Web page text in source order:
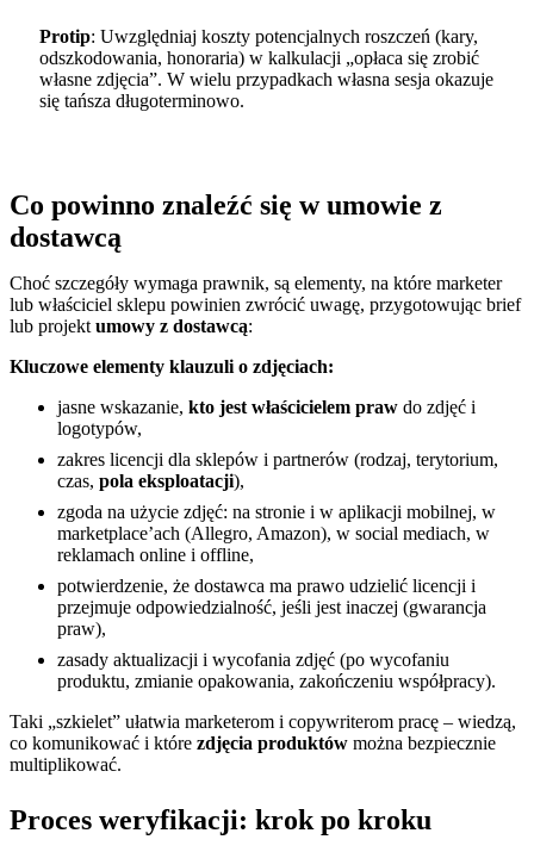
Protip: Uwzględniaj koszty potencjalnych roszczeń (kary,
odszkodowania, honoraria) w kalkulacji „opłaca się zrobić
własne zdjęcia”. W wielu przypadkach własna sesja okazuje
się tańsza długoterminowo.
Co powinno znaleźć się w umowie z
dostawcą
Choć szczegóły wymaga prawnik, są elementy, na które marketer
lub właściciel sklepu powinien zwrócić uwagę, przygotowując brief
lub projekt umowy z dostawcą:
Kluczowe elementy klauzuli o zdjęciach:
jasne wskazanie, kto jest właścicielem praw do zdjęć i
logotypów,
zakres licencji dla sklepów i partnerów (rodzaj, terytorium,
czas, pola eksploatacji),
zgoda na użycie zdjęć: na stronie i w aplikacji mobilnej, w
marketplace’ach (Allegro, Amazon), w social mediach, w
reklamach online i offline,
potwierdzenie, że dostawca ma prawo udzielić licencji i
przejmuje odpowiedzialność, jeśli jest inaczej (gwarancja
praw),
zasady aktualizacji i wycofania zdjęć (po wycofaniu
produktu, zmianie opakowania, zakończeniu współpracy).
Taki „szkielet” ułatwia marketerom i copywriterom pracę – wiedzą,
co komunikować i które zdjęcia produktów można bezpiecznie
multiplikować.
Proces weryfikacji: krok po kroku